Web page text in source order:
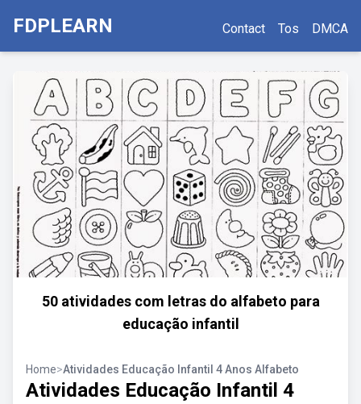
FDPLEARN Contact Tos DMCA
50 atividades com letras do alfabeto para
educação infantil
Home>Atividades Educação Infantil 4 Anos Alfabeto
Atividades Educação Infantil 4